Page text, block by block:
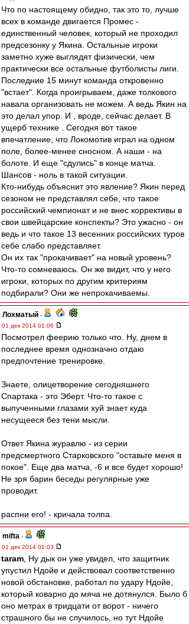
Что по настоящему обидно, так это то, лучше
всех в команде двигается Промес -
единственный человек, который не проходил
предсезонку у Якина. Остальные игроки
заметно хуже выглядят физически, чем
практически все остальные футболисты лиги.
Последние 15 минут команда откровенно
"встает". Когда проигрываем, даже толкового
навала организовать не можем. А ведь Якин на
это делал упор. И , вроде, сейчас делает. В
ущерб технике . Сегодня вот такое
впечатление, что Локомотив играл на одном
поле, более-менее сносном. А наши - на
болоте. И еще "сдулись" в конце матча.
Шансов - ноль в такой ситуации.
Кто-нибудь объяснит это явление? Якин перед
сезоном не представлял себе, что такое
российский чемпионат и не внес коррективы в
свои швейцарские конспекты? Это ужасно - он
ведь и что такое 13 весенних российских туров
себе слабо представляет.
Он их так "прокачивает" на новый уровень?
Что-то сомневаюсь. Он же видит, что у него
игроки, которых по другим критериям
подбирали? Они же непрокачиваемы.
Лохматый -
01 дек 2014 01:06
Посмотрел феерию только что. Ну, днем в
последнее время однозначно отдаю
предпочтение тренировке.
Знаете, олицетворение сегодняшнего
Спартака - это Эберт. Что-то такое с
выпученными глазами хуй знает куда
несущееся без тени мысли.
Ответ Якина журавлю - из серии
предсмертного Старковского "оставьте меня в
покое". Еще два матча, -6 и все будет хорошо!
Не зря барин беседы регулярные уже
проводит.
распни его! - кричала толпа.
mifta -
01 дек 2014 01:03
taram , Ну дык он уже увидел, что защитник
упустил Ндойе и действовал соответственно
новой обстановке, работал по удару Ндойе,
который коварно до мяча не дотянулся. Было б
оно метрах в тридцати от ворот - ничего
страшного бы не случилось, но тут Ндойе